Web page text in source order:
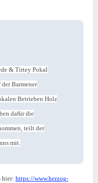
& Tirtey Pokal
Barmener
Betrieben Holz
dafür die
teilt der
mit.
hier: https://www.herzog-